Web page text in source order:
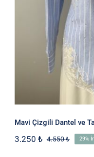
Mavi Çizgili Dantel ve
4.550₺Orijinal
3.250 ₺
Şu 29%